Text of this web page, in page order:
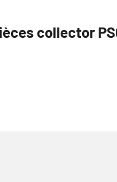
collector